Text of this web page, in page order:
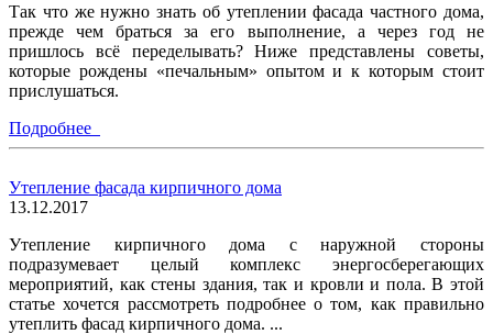
Так что же нужно знать об утеплении фасада частного дома,
прежде чем браться за его выполнение, а через год не
пришлось всё переделывать? Ниже представлены советы,
которые рождены «печальным» опытом и к которым стоит
прислушаться.
Подробнее
Утепление фасада кирпичного дома
13.12.2017
Утепление кирпичного дома с наружной стороны
подразумевает целый комплекс энергосберегающих
мероприятий, как стены здания, так и кровли и пола. В этой
статье хочется рассмотреть подробнее о том, как правильно
утеплить фасад кирпичного дома. ...